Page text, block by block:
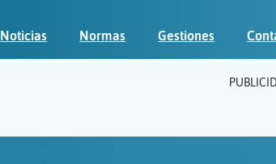
Noticias Normas Gestiones